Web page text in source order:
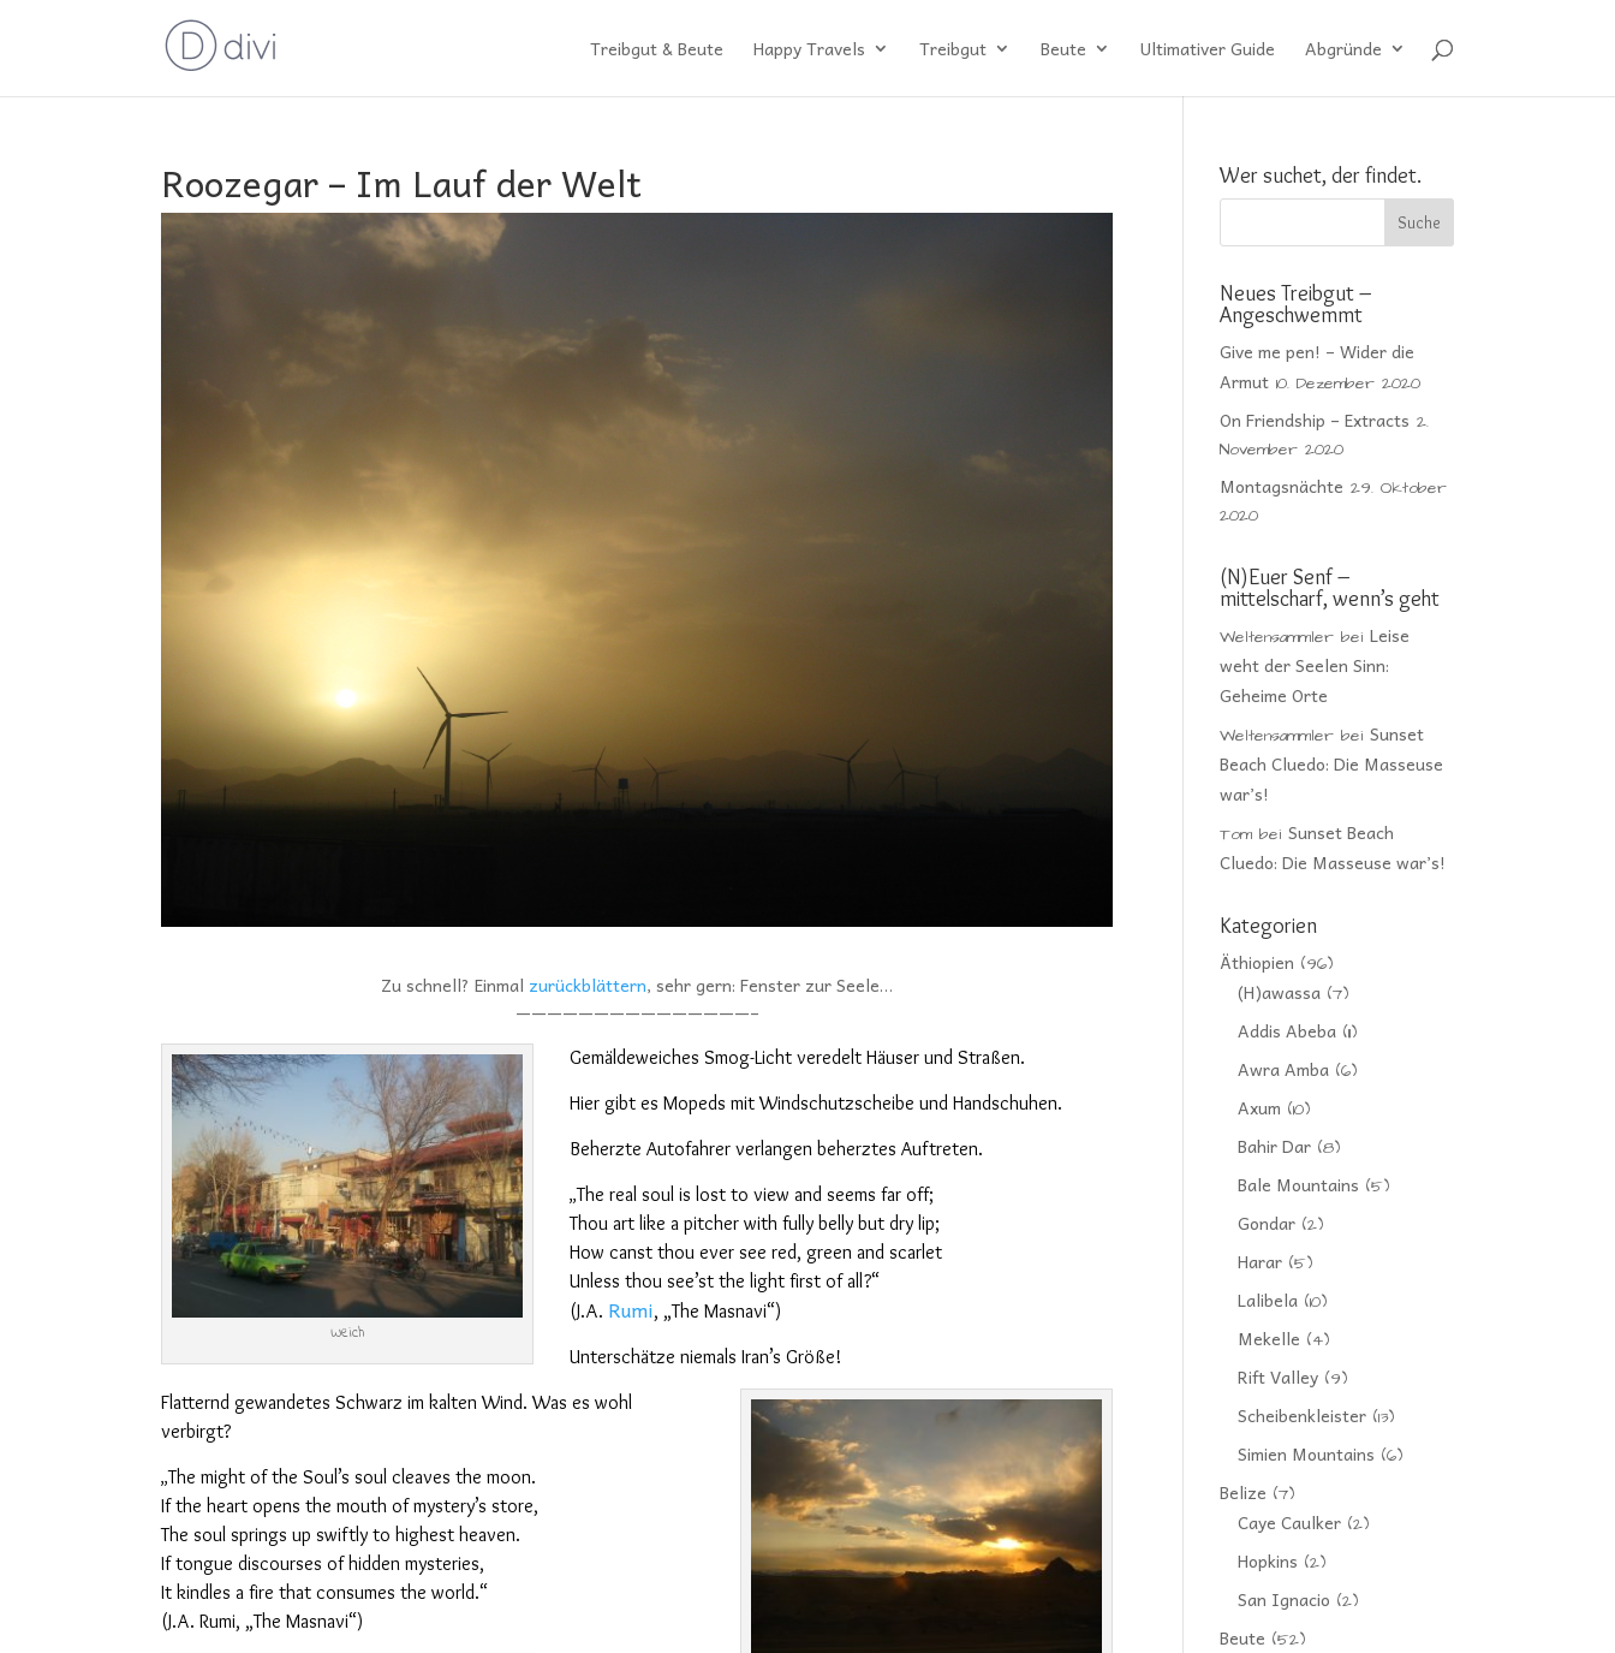
Treibgut & Beute Happy Travels Treibgut Beute Ultimativer Guide Abgründe
Roozegar – Im Lauf der Welt
Zu schnell? Einmal zurückblättern, sehr gern: Fenster zur Seele…
———————————————–
Weich
Gemäldeweiches Smog-Licht veredelt Häuser und Straßen.
Hier gibt es Mopeds mit Windschutzscheibe und Handschuhen.
Beherzte Autofahrer verlangen beherztes Auftreten.
„The real soul is lost to view and seems far off;
Thou art like a pitcher with fully belly but dry lip;
How canst thou ever see red, green and scarlet
Unless thou see’st the light first of all?“
(J.A. Rumi, „The Masnavi“)
Unterschätze niemals Iran’s Größe!
Flatternd gewandetes Schwarz im kalten Wind. Was es wohl
verbirgt?
„The might of the Soul’s soul cleaves the moon.
If the heart opens the mouth of mystery’s store,
The soul springs up swiftly to highest heaven.
If tongue discourses of hidden mysteries,
It kindles a fire that consumes the world.“
(J.A. Rumi, „The Masnavi“)
Wer suchet, der findet.
Neues Treibgut –
Angeschwemmt
Give me pen! – Wider die
Armut 10. Dezember 2020
On Friendship – Extracts 2.
November 2020
Montagsnächte 29. Oktober
2020
(N)Euer Senf –
mittelscharf, wenn’s geht
Weltensammler beiLeise
weht der Seelen Sinn:
Geheime Orte
Weltensammler beiSunset
Beach Cluedo: Die Masseuse
war’s!
Tom beiSunset Beach
Cluedo: Die Masseuse war’s!
Kategorien
Äthiopien (96)
(H)awassa (7)
Addis Abeba (11)
Awra Amba (6)
Axum (10)
Bahir Dar (8)
Bale Mountains (5)
Gondar (2)
Harar (5)
Lalibela (10)
Mekelle (4)
Rift Valley (9)
Scheibenkleister (13)
Simien Mountains (6)
Belize (7)
Caye Caulker (2)
Hopkins (2)
San Ignacio (2)
Beute (52)